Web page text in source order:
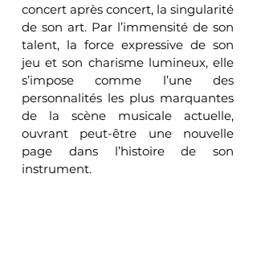
concert après concert, la singularité
de son art. Par l’immensité de son
talent, la force expressive de son
jeu et son charisme lumineux, elle
s’impose comme l’une des
personnalités les plus marquantes
de la scène musicale actuelle,
ouvrant peut-être une nouvelle
page dans l’histoire de son
instrument.